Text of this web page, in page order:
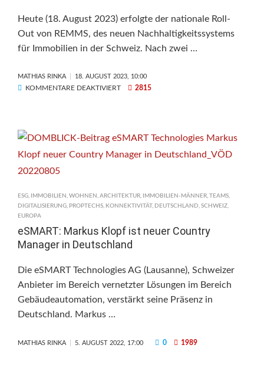
Heute (18. August 2023) erfolgte der nationale Roll-
Out von REMMS, des neuen Nachhaltigkeitssystems
für Immobilien in der Schweiz. Nach zwei …
MATHIAS RINKA 18. AUGUST 2023, 10:00
KOMMENTARE DEAKTIVIERTFÜR
OUT
DER
2815
ESG, IMMOBILIEN , WOHNEN , ARCHITEKTUR, IMMOBILIEN-MÄNNER, TEAMS,
DIGITALISIERUNG, PROPTECHS, KONNEKTIVITÄT, DEUTSCHLAND, SCHWEIZ,
EUROPA
eSMART: Markus Klopf ist neuer Country
Manager in Deutschland
Die eSMART Technologies AG (Lausanne), Schweizer
Anbieter im Bereich vernetzter Lösungen im Bereich
Gebäudeautomation, verstärkt seine Präsenz in
Deutschland. Markus …
MATHIAS RINKA 5. AUGUST 2022, 17:00 0 1989